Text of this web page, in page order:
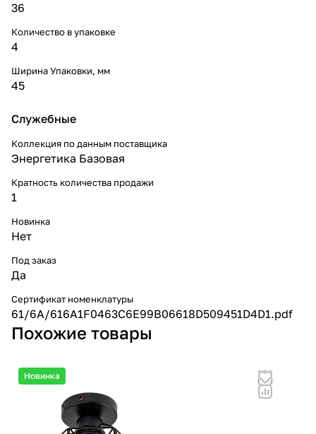
36
Количество в упаковке
4
Ширина Упаковки, мм
45
Служебные
Коллекция по данным поставщика
Энергетика Базовая
Кратность количества продажи
1
Новинка
Нет
Под заказ
Да
Сертификат номенклатуры
61/6A/616A1F0463C6E99B06618D509451D4D1.pdf
Похожие товары
Новинка